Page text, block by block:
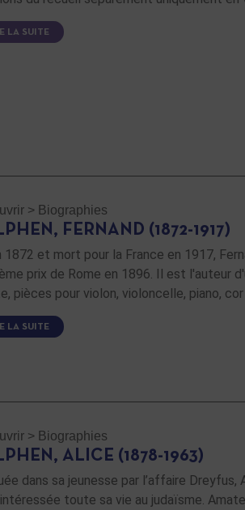
LA SUITE
> Biographies
FERNAND (1872-1917)
1872 et mort pour la France en 1917,
prix de Rome en 1896. Il est l'auteur
pièces pour violon, violoncelle, piano,
LA SUITE
> Biographies
ALICE (1878-1963)
dans sa jeunesse par l’affaire
toute sa vie au judaïsme.